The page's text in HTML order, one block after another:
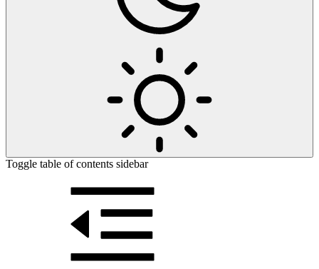
Toggle table of contents sidebar